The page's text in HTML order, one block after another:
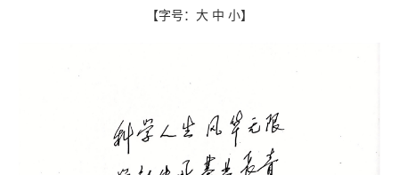
【字号： 大 中 小】